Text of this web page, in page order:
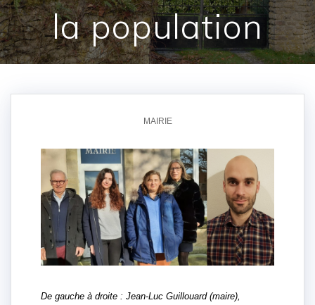
la population
MAIRIE
De gauche à droite : Jean-Luc Guillouard (maire),